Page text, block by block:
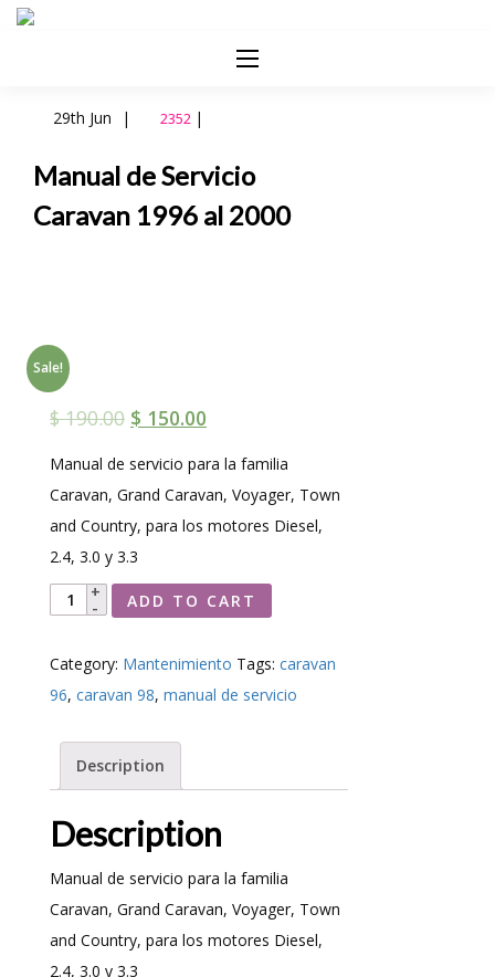
29th Jun | 2352 |
Manual de Servicio
Caravan 1996 al 2000
Sale!
$190.00 $ 150.00
Manual de servicio para la familia
Caravan, Grand Caravan, Voyager, Town
and Country, para los motores Diesel,
2.4, 3.0 y 3.3
Manual
Servicio
Caravan
2000
ADD TO CART
Category: Mantenimiento Tags: caravan
96, caravan 98, manual de servicio
Description
Description
Manual de servicio para la familia
Caravan, Grand Caravan, Voyager, Town
and Country, para los motores Diesel,
2.4, 3.0 y 3.3